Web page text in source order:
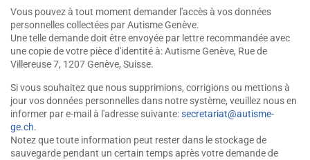
Vous pouvez à tout moment demander l'accès à vos données
personnelles collectées par Autisme Genève.
Une telle demande doit être envoyée par lettre recommandée avec
une copie de votre pièce d'identité à: Autisme Genève, Rue de
Villereuse 7, 1207 Genève, Suisse.
Si vous souhaitez que nous supprimions, corrigions ou mettions à
jour vos données personnelles dans notre système, veuillez nous en
informer par e-mail à l'adresse suivante:secretariat@autisme-
ge.ch.
Notez que toute information peut rester dans le stockage de
sauvegarde pendant un certain temps après votre demande de